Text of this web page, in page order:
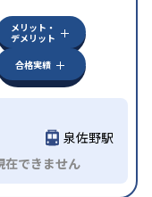
メリット・
デメリット
合格実績
泉佐野駅
在できません